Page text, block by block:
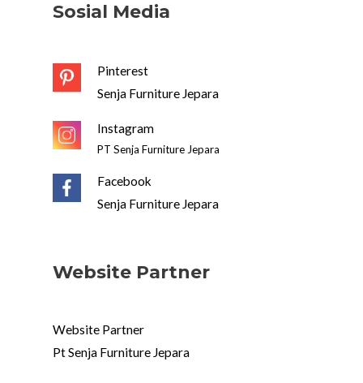
Sosial Media
Pinterest
Senja Furniture Jepara
Instagram
PT Senja Furniture Jepara
Facebook
Senja Furniture Jepara
Website Partner
Website Partner
Pt Senja Furniture Jepara